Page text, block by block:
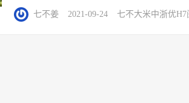
合着6.6元一斤。 （识别上月购二维码） 2
七不姜 2021-09-24 七不大米中浙优H7